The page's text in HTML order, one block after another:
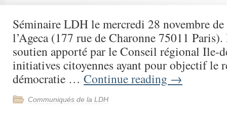
Séminaire LDH le mercredi 28 novembre
l’Ageca (177 rue de Charonne 75011
soutien apporté par le Conseil régional Ile-
initiatives citoyennes ayant pour objectif le
démocratie … Continue reading →
Communiqués de la LDH